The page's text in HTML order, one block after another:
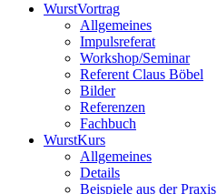
WurstVortrag
Allgemeines
Impulsreferat
Workshop/Seminar
Referent Claus Böbel
Bilder
Referenzen
Fachbuch
WurstKurs
Allgemeines
Details
Beispiele aus der Praxis